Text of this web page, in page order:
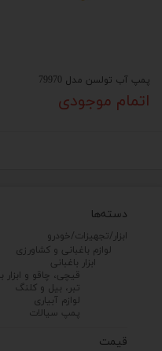
دسته‌ها
ابزار/تجهیزات/خودرو
لوازم باغبانی و کشاورزی
ابزار باغبانی
قیچی، چاقو و ابزار
تبر، بیل و کلنگ
لوازم آبیاری
پمپ سیالات
قیمت
پمپ آب تولسن مدل 79970
اتمام موجودی